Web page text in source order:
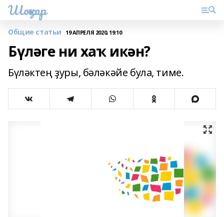
Шоңҡар
Общие статьи 19 АПРЕЛЯ 2020, 19:10
Бүләге ни хаҡ икән?
Бүләктең ҙуры, бәләкәйе була, тиме.